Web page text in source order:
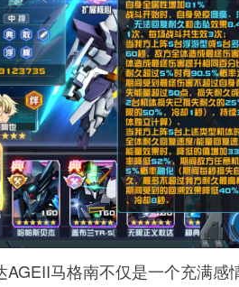
AGEII马格南不仅是一个充满感